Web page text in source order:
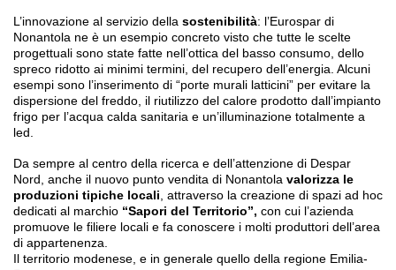
L’innovazione al servizio della sostenibilità: l’Eurospar di
Nonantola ne è un esempio concreto visto che tutte le scelte
progettuali sono state fatte nell’ottica del basso consumo, dello
spreco ridotto ai minimi termini, del recupero dell’energia. Alcuni
esempi sono l’inserimento di “porte murali latticini” per evitare la
dispersione del freddo, il riutilizzo del calore prodotto dall’impianto
frigo per l’acqua calda sanitaria e un’illuminazione totalmente a
led.
Da sempre al centro della ricerca e dell’attenzione di Despar
Nord, anche il nuovo punto vendita di Nonantola valorizza le
produzioni tipiche locali, attraverso la creazione di spazi ad hoc
dedicati al marchio “Sapori del Territorio”, con cui l’azienda
promuove le filiere locali e fa conoscere i molti produttori dell’area
di appartenenza.
Il territorio modenese, e in generale quello della regione Emilia-